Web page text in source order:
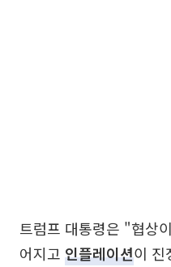
트럼프 대통령은 "협상
어지고 인플레이션이 진